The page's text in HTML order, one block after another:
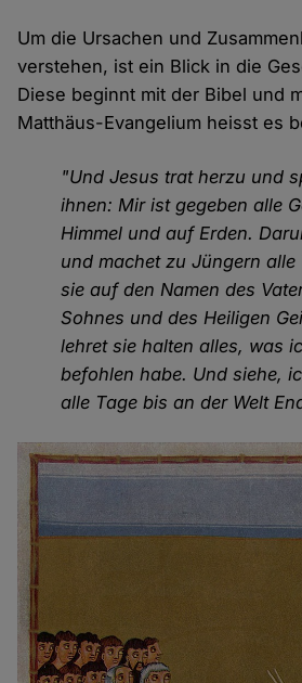
Um die Ursachen und
verstehen, ist ein Blick in die
Diese beginnt mit der Bibel und
Matthäus-Evangelium heisst es
"Und Jesus trat herzu und
ihnen: Mir ist gegeben alle
Himmel und auf Erden.
und machet zu Jüngern alle
sie auf den Namen des
Sohnes und des Heiligen
lehret sie halten alles, was
befohlen habe. Und siehe,
alle Tage bis an der Welt